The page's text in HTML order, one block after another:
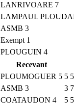
LANRIVOARE 7
LAMPAUL
ASMB 3
Exempt 1
PLOUGUIN 4
Recevant
PLOUMOGUER 5 5 5
ASMB 3 3 7
COATAUDON 4 5 5